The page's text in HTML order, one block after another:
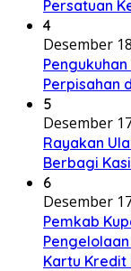
Persatuan
4
Desember
Perpisahan
5
Desember
Rayakan
Berbagi
6
Desember
Pemkab
Kartu Kredit